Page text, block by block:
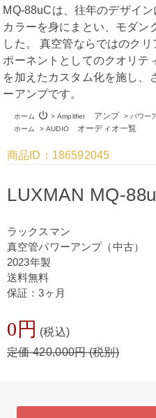
MQ-88uCは、往年のデザイ
カラーを身にまとい、モダン
した。 真空管ならではのク
ポーネントとしてのクオリテ
を加えたカスタム化を施し、
ーアンプです。
ホーム >
power_settings_new Amplifierアンプ > パワー
ホーム
>AUDIOオーディオ一覧
商品ID：186592045
LUXMAN MQ-
ラックスマン
真空管パワーアンプ（中古）
2023年製
送料無料
保証：3ヶ月
0円 (税込)
定価 420,000円 (税別)